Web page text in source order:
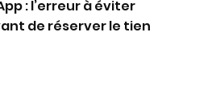
: l’erreur à éviter
de réserver le tien